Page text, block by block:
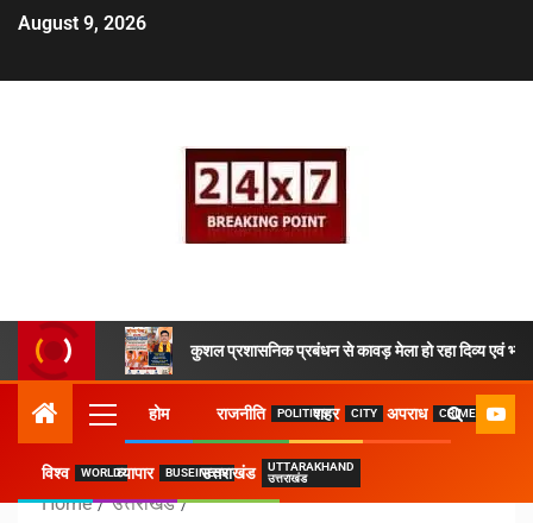
August 9, 2026
कुशल प्रशासनिक प्रबंधन से कावड़ मेला हो रहा दिव्य एवं भव्य
होम राजनीति POLITICSशहर CITY अपराध CRIME
विश्व WORLDव्यापार BUSEINESSउत्तराखंड
UTTARAKHAND
उत्तराखंड
Home
उत्तराखंड